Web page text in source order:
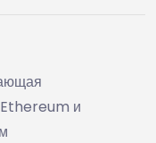
и